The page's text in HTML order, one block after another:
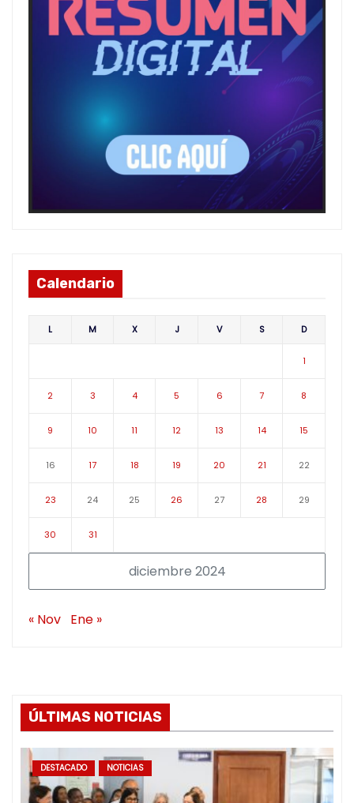
Calendario
diciembre 2024
L M X J V S D
1
2 3 4 5 6 7 8
9 10 11 12 13 14 15
16 17 18 19 20 21 22
23 24 25 26 27 28 29
30 31
« Nov Ene »
ÚLTIMAS NOTICIAS
DESTACADO NOTICIAS